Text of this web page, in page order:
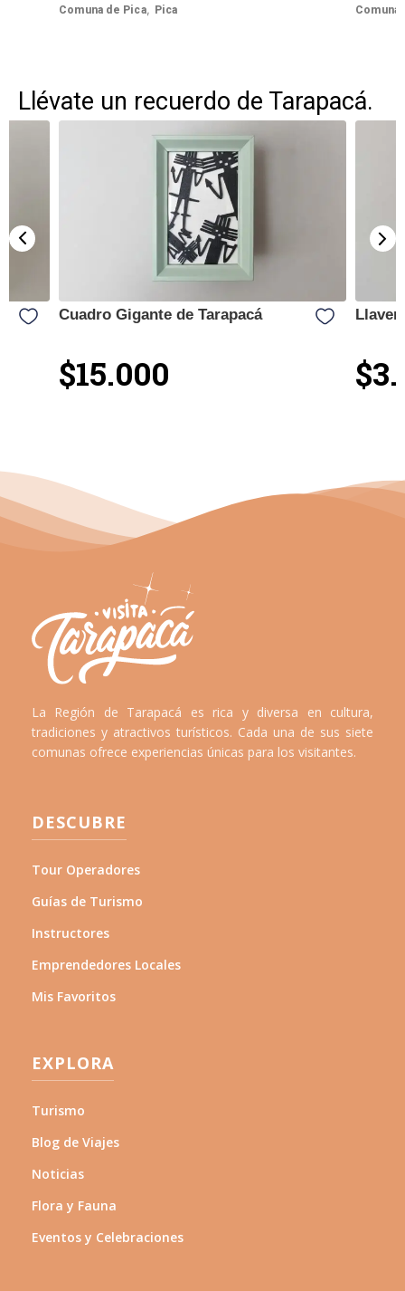
Comuna de Pica, Pica Comuna
Llévate un recuerdo de Tarapacá.
Cuadro Gigante de Tarapacá
$15.000
La Región de Tarapacá es rica y diversa en cultura,
tradiciones y atractivos turísticos. Cada una de sus siete
comunas ofrece experiencias únicas para los visitantes.
DESCUBRE
Tour Operadores
Guías de Turismo
Instructores
Emprendedores Locales
Mis Favoritos
EXPLORA
Turismo
Blog de Viajes
Noticias
Flora y Fauna
Eventos y Celebraciones